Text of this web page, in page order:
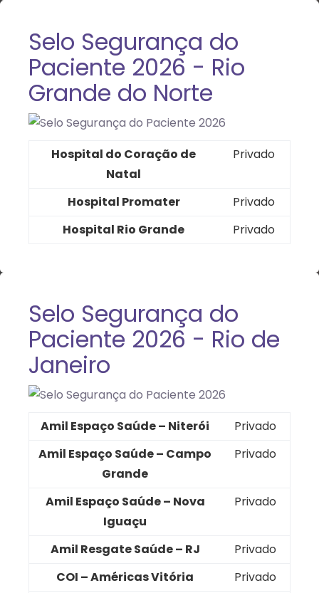
Selo Segurança do
Paciente 2026 - Rio
Grande do Norte
Hospital do Coração de
Natal
Privado
Hospital Promater
Privado
Hospital Rio Grande
Privado
Selo Segurança do
Paciente 2026 - Rio de
Janeiro
Amil Espaço Saúde – Niterói
Privado
Amil Espaço Saúde – Campo
Grande
Privado
Amil Espaço Saúde – Nova
Iguaçu
Privado
Amil Resgate Saúde – RJ
Privado
COI – Américas Vitória
Privado